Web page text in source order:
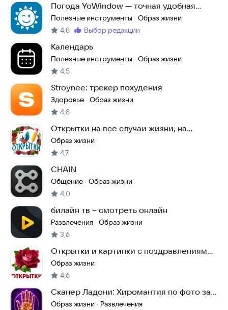
Погода YoWindow — точная удобная
красивая
Полезные инструменты · Образ жизни
4,8 Метка:
выбор редакции
Календарь
Полезные инструменты · Образ жизни
4,5
Stroynee: трекер похудения
Здоровье · Образ жизни
4,8
Открытки на все случаи жизни, на
каждый день и GIF
Образ жизни
4,7
CHAIN
Общение · Образ жизни
4,0
билайн тв – смотреть онлайн
Развлечения · Образ жизни
3,6
Открытки и картинки с поздравлениями,
гифки
Образ жизни
4,6
Сканер Ладони: Хиромантия по фото за
60 секунд
Образ жизни · Развлечения